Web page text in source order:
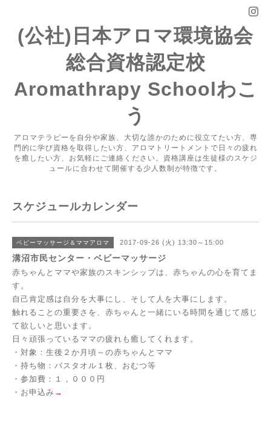
(公社)日本アロマ環境協会
総合資格認定校
Aromathrapy Schoolわこ
う
アロマテラピーを自分や家族、大切な誰かのために役立てたい方、専
門的に学び資格を取得したい方、アロマトリートメントで日々の疲れ
を癒したい方、お気軽にご連絡ください。資格講座は生徒様のスケジ
ュールに合わせて開催する少人数制が特徴です。
スケジュールカレンダー
ベビーマッサージ＆ママアロマ 2017-09-26 (火) 13:30～15:00
溝沼市民センター・ベビーマッサージ
赤ちゃんとママや家族のスキンシップは、赤ちゃんの心を育てま
す。
自己肯定感は自分を大事にし、そして人を大事にします。
触れることの重要さを、赤ちゃんと一緒にいる時間を通じて感じ
て欲しいと思います。
日々頑張っているママの疲れも癒してくれます。
・対象：生後２か月頃～の赤ちゃんとママ
・持ち物：バスタオル１枚、おむつ等
・参加費：１，０００円
・お申込み →